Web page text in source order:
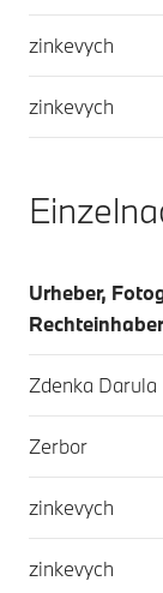
zinkevych
zinkevych
Urheber,
Rechteinhaber
Zdenka Darula
Zerbor
zinkevych
zinkevych